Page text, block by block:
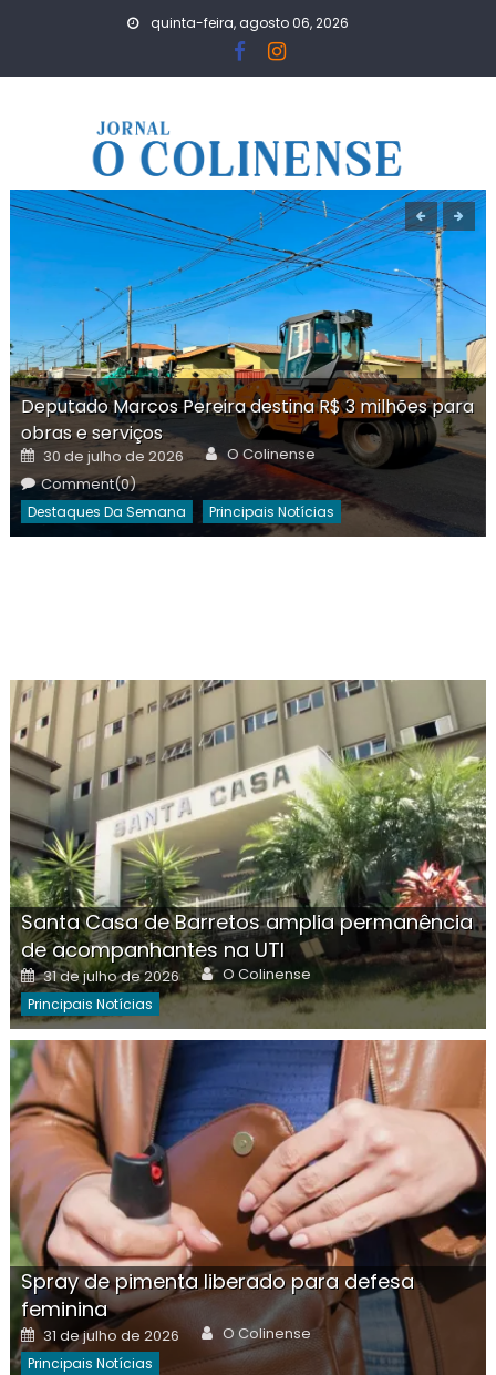
quinta-feira, agosto 06, 2026
Deputado Marcos Pereira destina R$ 3 milhões para
obras e serviços
Posted
on
30 de julho de 2026 Author
O Colinense
Comment(0)
Destaques Da Semana Principais Notícias
Santa Casa de Barretos amplia permanência
de acompanhantes na UTI
Posted
on
31 de julho de 2026 Author
O Colinense
Principais Notícias
Spray de pimenta liberado para defesa
feminina
Posted
on
31 de julho de 2026 Author
O Colinense
Principais Notícias